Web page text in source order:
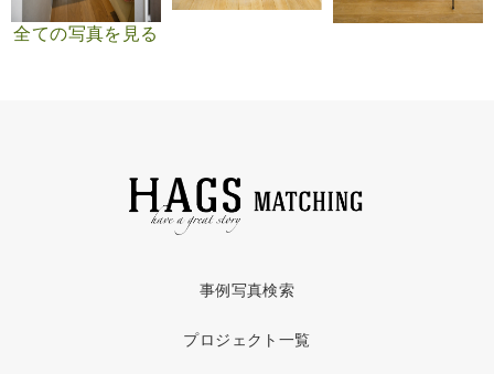
全ての写真を見る
事例写真検索
プロジェクト一覧